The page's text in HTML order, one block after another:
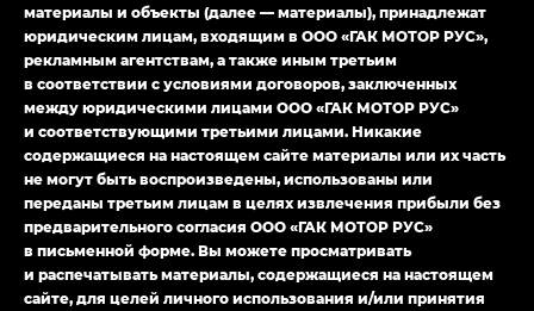
Empow — Эмпау (Empow) в комплектации
Джи Эс — GS, Джи Эль с элементы экстерьера
в спортивном стиле — GL(S-Style)
материалы и объекты (далее — материалы), принадлежат
юридическим лицам, входящим в ООО «ГАК МОТОР РУС»,
рекламным агентствам, а также иным третьим
в соответствии с условиями договоров, заключенных
между юридическими лицами ООО «ГАК МОТОР РУС»
и соответствующими третьими лицами. Никакие
содержащиеся на настоящем сайте материалы или их часть
не могут быть воспроизведены, использованы или
переданы третьим лицам в целях извлечения прибыли без
предварительного согласия ООО «ГАК МОТОР РУС»
в письменной форме. Вы можете просматривать
и распечатывать материалы, содержащиеся на настоящем
сайте, для целей личного использования и/или принятия